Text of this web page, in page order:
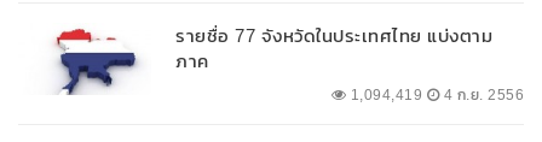
รายชื่อ 77 จังหวัดในประเทศไทย แบ่งตาม
ภาค
1,094,419 4 ก.ย. 2556